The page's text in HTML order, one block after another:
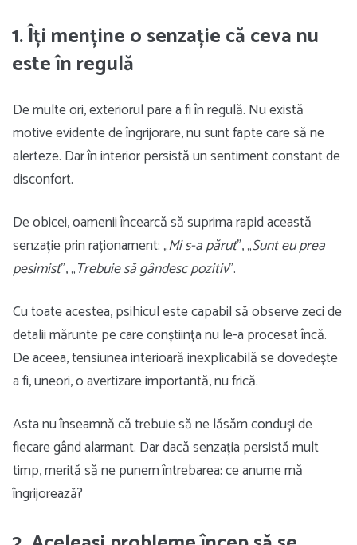
1. Îți menține o senzație că ceva nu
este în regulă
De multe ori, exteriorul pare a fi în regulă. Nu există
motive evidente de îngrijorare, nu sunt fapte care să ne
alerteze. Dar în interior persistă un sentiment constant de
disconfort.
De obicei, oamenii încearcă să suprima rapid această
senzație prin raționament: „Mi s-a părut”, „Sunt eu prea
pesimist”, „Trebuie să gândesc pozitiv”.
Cu toate acestea, psihicul este capabil să observe zeci de
detalii mărunte pe care conștiința nu le-a procesat încă.
De aceea, tensiunea interioară inexplicabilă se dovedește
a fi, uneori, o avertizare importantă, nu frică.
Asta nu înseamnă că trebuie să ne lăsăm conduși de
fiecare gând alarmant. Dar dacă senzația persistă mult
timp, merită să ne punem întrebarea: ce anume mă
îngrijorează?